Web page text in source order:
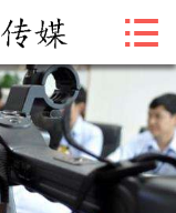
 首页
关于我们
新闻资讯
服务项目
